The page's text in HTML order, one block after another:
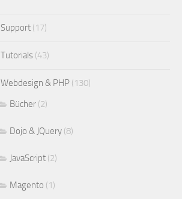
Support (17)
Tutorials (43)
Webdesign & PHP (130)
Bücher (2)
Dojo & JQuery (8)
JavaScript (2)
Magento (1)